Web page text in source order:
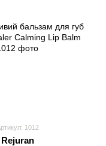
1012
Rejuran